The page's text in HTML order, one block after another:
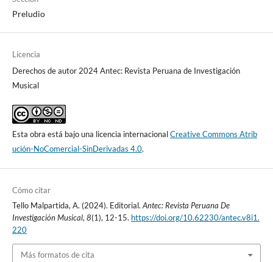
Preludio
Licencia
Derechos de autor 2024 Antec: Revista Peruana de Investigación
Musical
Esta obra está bajo una licencia internacionalCreative Commons Atrib
ución-NoComercial-SinDerivadas 4.0.
Cómo citar
Tello Malpartida, A. (2024). Editorial.Antec: Revista Peruana De
Investigación Musical,8(1), 12-15. https://doi.org/10.62230/antec.v8i1.
220
Más formatos de cita